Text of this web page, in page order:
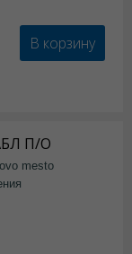
В корзину
П/О
mesto